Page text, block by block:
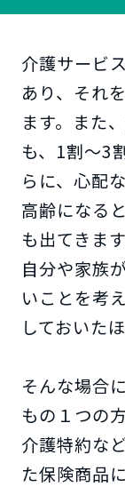
介護サービ
あり、それ
ます。また
も、1割～3
らに、心配
高齢になる
も出てきます
自分や家族
いことを考
しておいた
そんな場合
もの１つの
介護特約な
た保険商品